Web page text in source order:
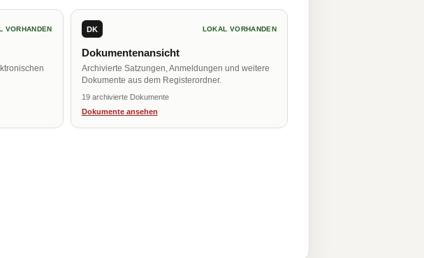
VORHANDEN DK LOKAL VORHANDEN
Dokumentenansicht
Archivierte Satzungen, Anmeldungen und weitere
Dokumente aus dem Registerordner.
19 archivierte Dokumente
Dokumente ansehen